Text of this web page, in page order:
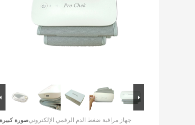
صورةجهاز مراقبة ضغط الدم الرقمي الإلكتروني